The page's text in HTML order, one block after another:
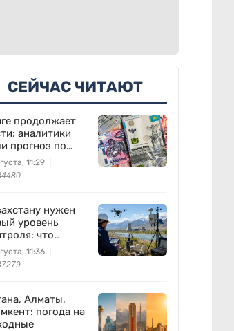
СЕЙЧАС ЧИТАЮТ
продолжает
аналитики
прогноз по
11:29
нужен
уровень
что
ученые
развития
энергетики
11:36
Алматы,
погода на